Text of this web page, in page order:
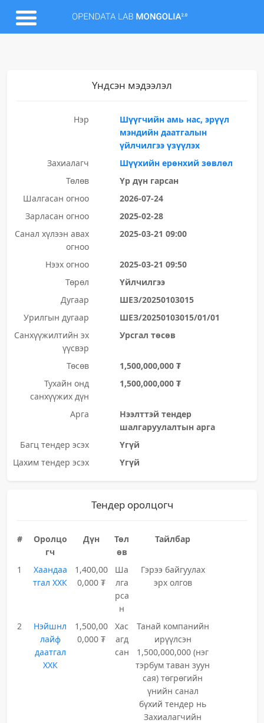
Үндсэн мэдээлэл
Нэр
Шүүгчийн амь нас, эрүүл
мэндийн даатгалын
үйлчилгээ үзүүлэх
Захиалагч
Шүүхийн ерөнхий зөвлөл
Төлөв
Үр дүн гарсан
Шалгасан огноо
2026-07-24
Зарласан огноо
2025-02-28
Санал хүлээн авах
огноо
2025-03-21 09:00
Нээх огноо
2025-03-21 09:50
Төрөл
Үйлчилгээ
Дугаар
ШЕЗ/20250103015
Урилгын дугаар
ШЕЗ/20250103015/01/01
Санхүүжилтийн эх
үүсвэр
Урсгал төсөв
Төсөв
1,500,000,000 ₮
Тухайн онд
санхүүжих дүн
1,500,000,000 ₮
Арга
Нээлттэй тендер
шалгаруулалтын арга
Багц тендер эсэх
Үгүй
Цахим тендер эсэх
Үгүй
Тендер оролцогч
#
Оролцо
гч
Дүн
Төл
өв
Тайлбар
1
Хаандаа
тгал ХХК
1,400,00
0,000 ₮
Ша
лга
рса
н
Гэрээ байгуулах
эрх олгов
2
Нэйшнл
лайф
даатгал
ХХК
1,500,00
0,000 ₮
Хас
агд
сан
Танай компанийн
ирүүлсэн
1,500,000,000 (нэг
тэрбум таван зуун
сая) төгрөгийн
үнийн санал
бүхий тендер нь
Захиалагчийн